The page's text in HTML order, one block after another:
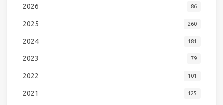
2026 86
2025 260
2024 181
2023 79
2022 101
2021 125